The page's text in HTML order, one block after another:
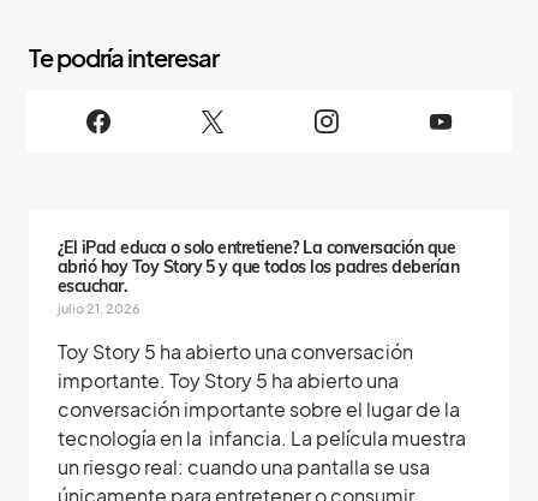
S
¿El iPad educa o solo entretiene? La conversación que
abrió hoy Toy Story 5 y que todos los padres deberían
escuchar.
julio 21, 2026
Toy Story 5 ha abierto una conversación
importante. Toy Story 5 ha abierto una
conversación importante sobre el lugar de la
tecnología en la infancia. La película muestra
un riesgo real: cuando una pantalla se usa